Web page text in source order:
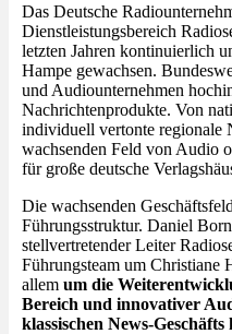
Das Deutsche
Dienstleistungsbereich
letzten Jahren kontinuierlich
Hampe gewachsen.
und Audiounternehmen
Nachrichtenprodukte. Von
individuell vertonte regionale
wachsenden Feld von Audio
für große deutsche
Die wachsenden
Führungsstruktur. Daniel
stellvertretender Leiter
Führungsteam um Christiane
allem um die
Bereich und innovativer
klassischen News-